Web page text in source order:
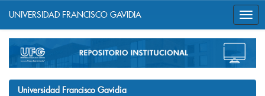
navigation
UNIVERSIDAD FRANCISCO GAVIDIA
Universidad Francisco Gavidia